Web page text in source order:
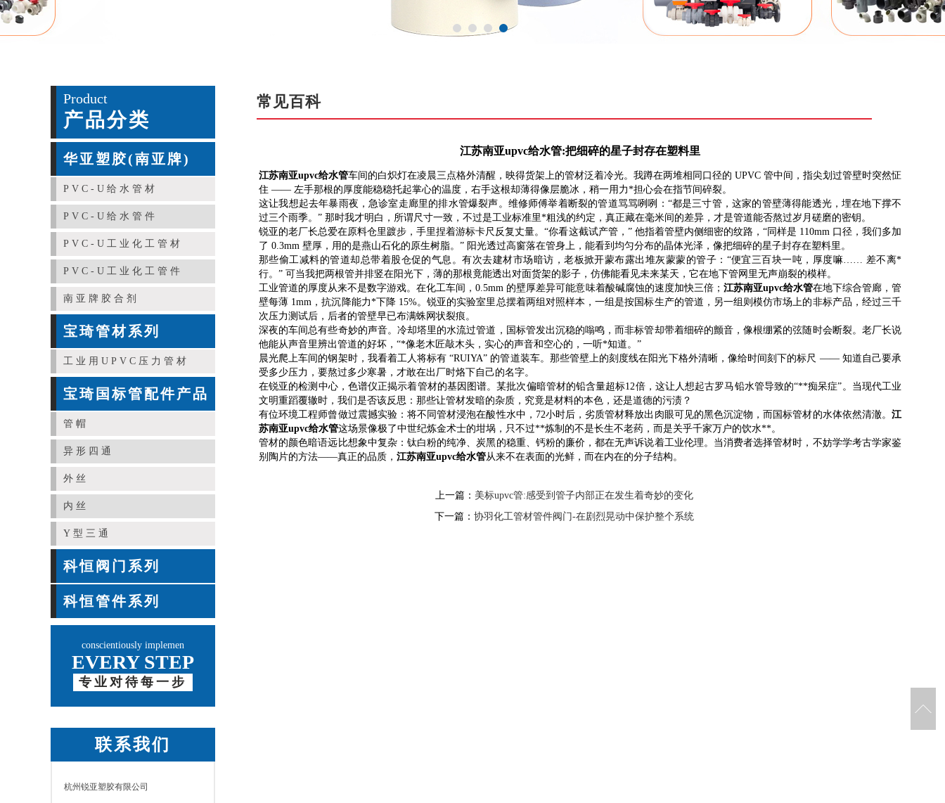
Product
产品分类
华亚塑胶(南亚牌)
PVC-U给水管材
PVC-U给水管件
PVC-U工业化工管材
PVC-U工业化工管件
南亚牌胶合剂
宝琦管材系列
工业用UPVC压力管材
宝琦国标管配件产品
管帽
异形四通
外丝
内丝
Y型三通
科恒阀门系列
科恒管件系列
conscientiously implemen
EVERY STEP
专业对待每一步
联系我们
杭州锐亚塑胶有限公司
常见百科
江苏南亚upvc给水管:把细碎的星子封存在塑料里
江苏南亚upvc给水管车间的白炽灯在凌晨三点格外清醒，映得货架上的管材泛着冷光。我蹲在两堆相同口径的 UPVC 管中间，指尖划过管壁时突然怔
住 —— 左手那根的厚度能稳稳托起掌心的温度，右手这根却薄得像层脆冰，稍一用力*担心会在指节间碎裂。
这让我想起去年暴雨夜，急诊室走廊里的排水管爆裂声。维修师傅举着断裂的管道骂骂咧咧：“都是三寸管，这家的管壁薄得能透光，埋在地下撑不
过三个雨季。” 那时我才明白，所谓尺寸一致，不过是工业标准里*粗浅的约定，真正藏在毫米间的差异，才是管道能否熬过岁月磋磨的密钥。
锐亚的老厂长总爱在原料仓里踱步，手里捏着游标卡尺反复丈量。“你看这截试产管，” 他指着管壁内侧细密的纹路，“同样是 110mm 口径，我们多加
了 0.3mm 壁厚，用的是燕山石化的原生树脂。” 阳光透过高窗落在管身上，能看到均匀分布的晶体光泽，像把细碎的星子封存在塑料里。
那些偷工减料的管道却总带着股仓促的气息。有次去建材市场暗访，老板掀开蒙布露出堆灰蒙蒙的管子：“便宜三百块一吨，厚度嘛…… 差不离*
行。” 可当我把两根管并排竖在阳光下，薄的那根竟能透出对面货架的影子，仿佛能看见未来某天，它在地下管网里无声崩裂的模样。
工业管道的厚度从来不是数字游戏。在化工车间，0.5mm 的壁厚差异可能意味着酸碱腐蚀的速度加快三倍； 江苏南亚upvc给水管在地下综合管廊，管
壁每薄 1mm，抗沉降能力*下降 15%。锐亚的实验室里总摆着两组对照样本，一组是按国标生产的管道，另一组则模仿市场上的非标产品，经过三千
次压力测试后，后者的管壁早已布满蛛网状裂痕。
深夜的车间总有些奇妙的声音。冷却塔里的水流过管道，国标管发出沉稳的嗡鸣，而非标管却带着细碎的颤音，像根绷紧的弦随时会断裂。老厂长说
他能从声音里辨出管道的好坏，“*像老木匠敲木头，实心的声音和空心的，一听*知道。”
晨光爬上车间的钢架时，我看着工人将标有 “RUIYA” 的管道装车。那些管壁上的刻度线在阳光下格外清晰，像给时间刻下的标尺 —— 知道自己要承
受多少压力，要熬过多少寒暑，才敢在出厂时烙下自己的名字。
在锐亚的检测中心，色谱仪正揭示着管材的基因图谱。某批次偏暗管材的铅含量超标12倍，这让人想起古罗马铅水管导致的“**痴呆症”。当现代工业
文明重蹈覆辙时，我们是否该反思：那些让管材发暗的杂质，究竟是材料的本色，还是道德的污渍？
有位环境工程师曾做过震撼实验：将不同管材浸泡在酸性水中，72小时后，劣质管材释放出肉眼可见的黑色沉淀物，而国标管材的水体依然清澈。 江
苏南亚upvc给水管这场景像极了中世纪炼金术士的坩埚，只不过**炼制的不是长生不老药，而是关乎千家万户的饮水**。
管材的颜色暗语远比想象中复杂：钛白粉的纯净、炭黑的稳重、钙粉的廉价，都在无声诉说着工业伦理。当消费者选择管材时，不妨学学考古学家鉴
别陶片的方法——真正的品质， 江苏南亚upvc给水管从来不在表面的光鲜，而在内在的分子结构。
上一篇： 美标upvc管:感受到管子内部正在发生着奇妙的变化
下一篇： 协羽化工管材管件阀门-在剧烈晃动中保护整个系统